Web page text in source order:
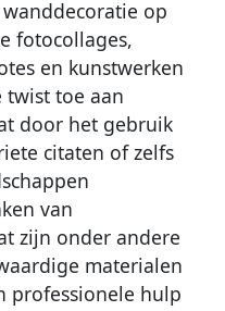
op
fotocollages,
en kunstwerken
twist toe aan
door het gebruik
citaten of zelfs
van
zijn onder andere
materialen
professionele hulp